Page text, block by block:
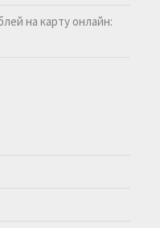
на карту онлайн: